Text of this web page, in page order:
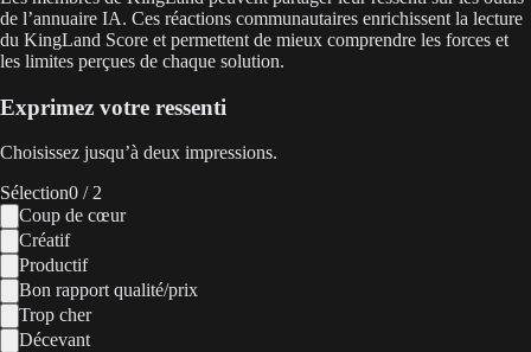
de l’annuaire IA. Ces réactions communautaires enrichissent la lecture
du KingLand Score et permettent de mieux comprendre les forces et
les limites perçues de chaque solution.
Exprimez votre ressenti
Choisissez jusqu’à deux impressions.
Sélection0 / 2
Coup de cœur
Créatif
Productif
Bon rapport qualité/prix
Trop cher
Décevant